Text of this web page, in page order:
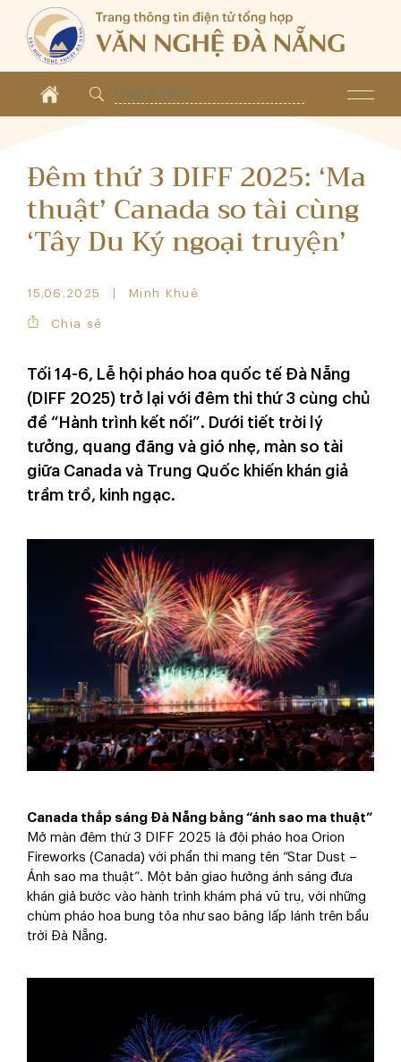
Đêm thứ 3 DIFF 2025: ‘Ma
thuật’ Canada so tài cùng
‘Tây Du Ký ngoại truyện’
15.06.2025 Minh Khuê
Chia sẻ
Tối 14-6, Lễ hội pháo hoa quốc tế Đà Nẵng
(DIFF 2025) trở lại với đêm thi thứ 3 cùng chủ
đề “Hành trình kết nối”. Dưới tiết trời lý
tưởng, quang đãng và gió nhẹ, màn so tài
giữa Canada và Trung Quốc khiến khán giả
trầm trồ, kinh ngạc.
Canada thắp sáng Đà Nẵng bằng “ánh sao ma thuật”
Mở màn đêm thứ 3 DIFF 2025 là đội pháo hoa Orion
Fireworks (Canada) với phần thi mang tên “Star Dust –
Ánh sao ma thuật”. Một bản giao hưởng ánh sáng đưa
khán giả bước vào hành trình khám phá vũ trụ, với những
chùm pháo hoa bung tỏa như sao băng lấp lánh trên bầu
trời Đà Nẵng.